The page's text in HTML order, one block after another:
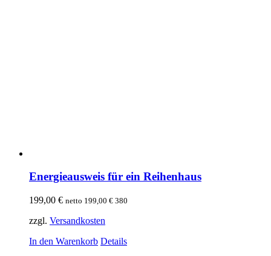
Energieausweis für ein Reihenhaus
199,00 € netto 199,00 € 380
zzgl. Versandkosten
In den Warenkorb Details